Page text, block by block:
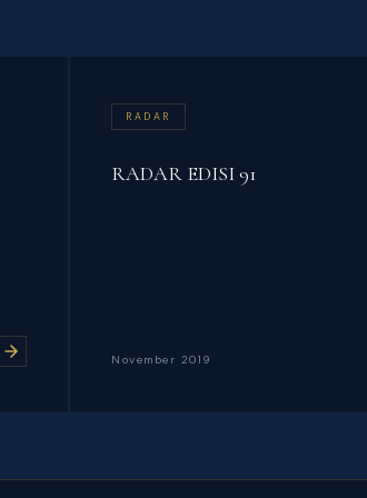
RADAR
RADAR EDISI 91
November 2019